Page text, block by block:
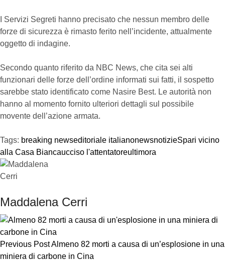
I Servizi Segreti hanno precisato che nessun membro delle
forze di sicurezza è rimasto ferito nell’incidente, attualmente
oggetto di indagine.
Secondo quanto riferito da NBC News, che cita sei alti
funzionari delle forze dell’ordine informati sui fatti, il sospetto
sarebbe stato identificato come Nasire Best. Le autorità non
hanno al momento fornito ulteriori dettagli sul possibile
movente dell’azione armata.
Tags: breaking newseditoriale italianonewsnotizieSpari vicino
alla Casa Biancaucciso l'attentatoreultimora
Maddalena Cerri
Previous PostAlmeno 82 morti a causa di un’esplosione in una
miniera di carbone in Cina